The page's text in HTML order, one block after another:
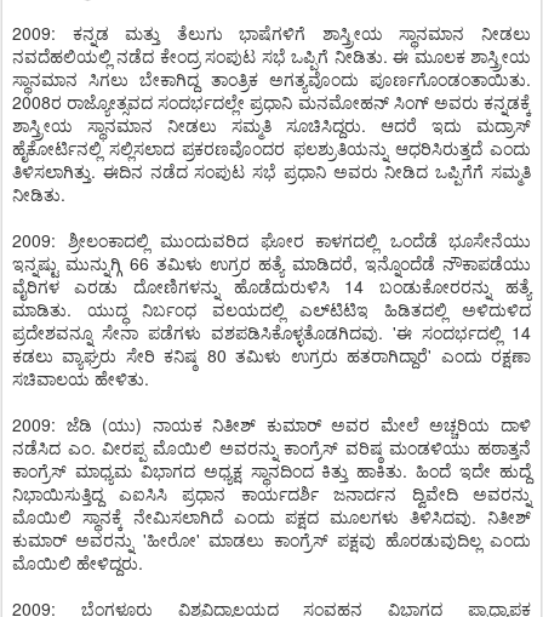
2009: ಕನ್ನಡ ಮತ್ತು ತೆಲುಗು ಭಾಷೆಗಳಿಗೆ ಶಾಸ್ತ್ರೀಯ ಸ್ಥಾನಮಾನ ನೀಡಲು
ನವದೆಹಲಿಯಲ್ಲಿ ನಡೆದ ಕೇಂದ್ರ ಸಂಪುಟ ಸಭೆ ಒಪ್ಪಿಗೆ ನೀಡಿತು. ಈ ಮೂಲಕ ಶಾಸ್ತ್ರೀಯ
ಸ್ಥಾನಮಾನ ಸಿಗಲು ಬೇಕಾಗಿದ್ದ ತಾಂತ್ರಿಕ ಅಗತ್ಯವೊಂದು ಪೂರ್ಣಗೊಂಡಂತಾಯಿತು.
2008ರ ರಾಜ್ಯೋತ್ಸವದ ಸಂದರ್ಭದಲ್ಲೇ ಪ್ರಧಾನಿ ಮನಮೋಹನ್ ಸಿಂಗ್ ಅವರು ಕನ್ನಡಕ್ಕೆ
ಶಾಸ್ತ್ರೀಯ ಸ್ಥಾನಮಾನ ನೀಡಲು ಸಮ್ಮತಿ ಸೂಚಿಸಿದ್ದರು. ಆದರೆ ಇದು ಮದ್ರಾಸ್
ಹೈಕೋರ್ಟಿನಲ್ಲಿ ಸಲ್ಲಿಸಲಾದ ಪ್ರಕರಣವೊಂದರ ಫಲಶ್ರುತಿಯನ್ನು ಆಧರಿಸಿರುತ್ತದೆ ಎಂದು
ತಿಳಿಸಲಾಗಿತ್ತು. ಈದಿನ ನಡೆದ ಸಂಪುಟ ಸಭೆ ಪ್ರಧಾನಿ ಅವರು ನೀಡಿದ ಒಪ್ಪಿಗೆಗೆ ಸಮ್ಮತಿ
ನೀಡಿತು.
2009: ಶ್ರೀಲಂಕಾದಲ್ಲಿ ಮುಂದುವರಿದ ಘೋರ ಕಾಳಗದಲ್ಲಿ ಒಂದೆಡೆ ಭೂಸೇನೆಯು
ಇನ್ನಷ್ಟು ಮುನ್ನುಗ್ಗಿ 66 ತಮಿಳು ಉಗ್ರರ ಹತ್ಯೆ ಮಾಡಿದರೆ, ಇನ್ನೊಂದೆಡೆ ನೌಕಾಪಡೆಯು
ವೈರಿಗಳ ಎರಡು ದೋಣಿಗಳನ್ನು ಹೊಡೆದುರುಳಿಸಿ 14 ಬಂಡುಕೋರರನ್ನು ಹತ್ಯೆ
ಮಾಡಿತು. ಯುದ್ಧ ನಿರ್ಬಂಧ ವಲಯದಲ್ಲಿ ಎಲ್‌ಟಿಟಿಇ ಹಿಡಿತದಲ್ಲಿ ಅಳಿದುಳಿದ
ಪ್ರದೇಶವನ್ನೂ ಸೇನಾ ಪಡೆಗಳು ವಶಪಡಿಸಿಕೊಳ್ಳತೊಡಗಿದವು. 'ಈ ಸಂದರ್ಭದಲ್ಲಿ 14
ಕಡಲು ವ್ಯಾಘ್ರರು ಸೇರಿ ಕನಿಷ್ಠ 80 ತಮಿಳು ಉಗ್ರರು ಹತರಾಗಿದ್ದಾರೆ' ಎಂದು ರಕ್ಷಣಾ
ಸಚಿವಾಲಯ ಹೇಳಿತು.
2009: ಜೆಡಿ (ಯು) ನಾಯಕ ನಿತೀಶ್ ಕುಮಾರ್ ಅವರ ಮೇಲೆ ಅಚ್ಚರಿಯ ದಾಳಿ
ನಡೆಸಿದ ಎಂ. ವೀರಪ್ಪ ಮೊಯಿಲಿ ಅವರನ್ನು ಕಾಂಗ್ರೆಸ್ ವರಿಷ್ಠ ಮಂಡಳಿಯು ಹಠಾತ್ತನೆ
ಕಾಂಗ್ರೆಸ್ ಮಾಧ್ಯಮ ವಿಭಾಗದ ಅಧ್ಯಕ್ಷ ಸ್ಥಾನದಿಂದ ಕಿತ್ತು ಹಾಕಿತು. ಹಿಂದೆ ಇದೇ ಹುದ್ದೆ
ನಿಭಾಯಿಸುತ್ತಿದ್ದ ಎಐಸಿಸಿ ಪ್ರಧಾನ ಕಾರ್ಯದರ್ಶಿ ಜನಾರ್ದನ ದ್ವಿವೇದಿ ಅವರನ್ನು
ಮೊಯಿಲಿ ಸ್ಥಾನಕ್ಕೆ ನೇಮಿಸಲಾಗಿದೆ ಎಂದು ಪಕ್ಷದ ಮೂಲಗಳು ತಿಳಿಸಿದವು. ನಿತೀಶ್
ಕುಮಾರ್ ಅವರನ್ನು 'ಹೀರೋ' ಮಾಡಲು ಕಾಂಗ್ರೆಸ್ ಪಕ್ಷವು ಹೊರಡುವುದಿಲ್ಲ ಎಂದು
ಮೊಯಿಲಿ ಹೇಳಿದ್ದರು.
2009: ಬೆಂಗಳೂರು ವಿಶ್ವವಿದ್ಯಾಲಯದ ಸಂವಹನ ವಿಭಾಗದ ಪ್ರಾಧ್ಯಾಪಕ